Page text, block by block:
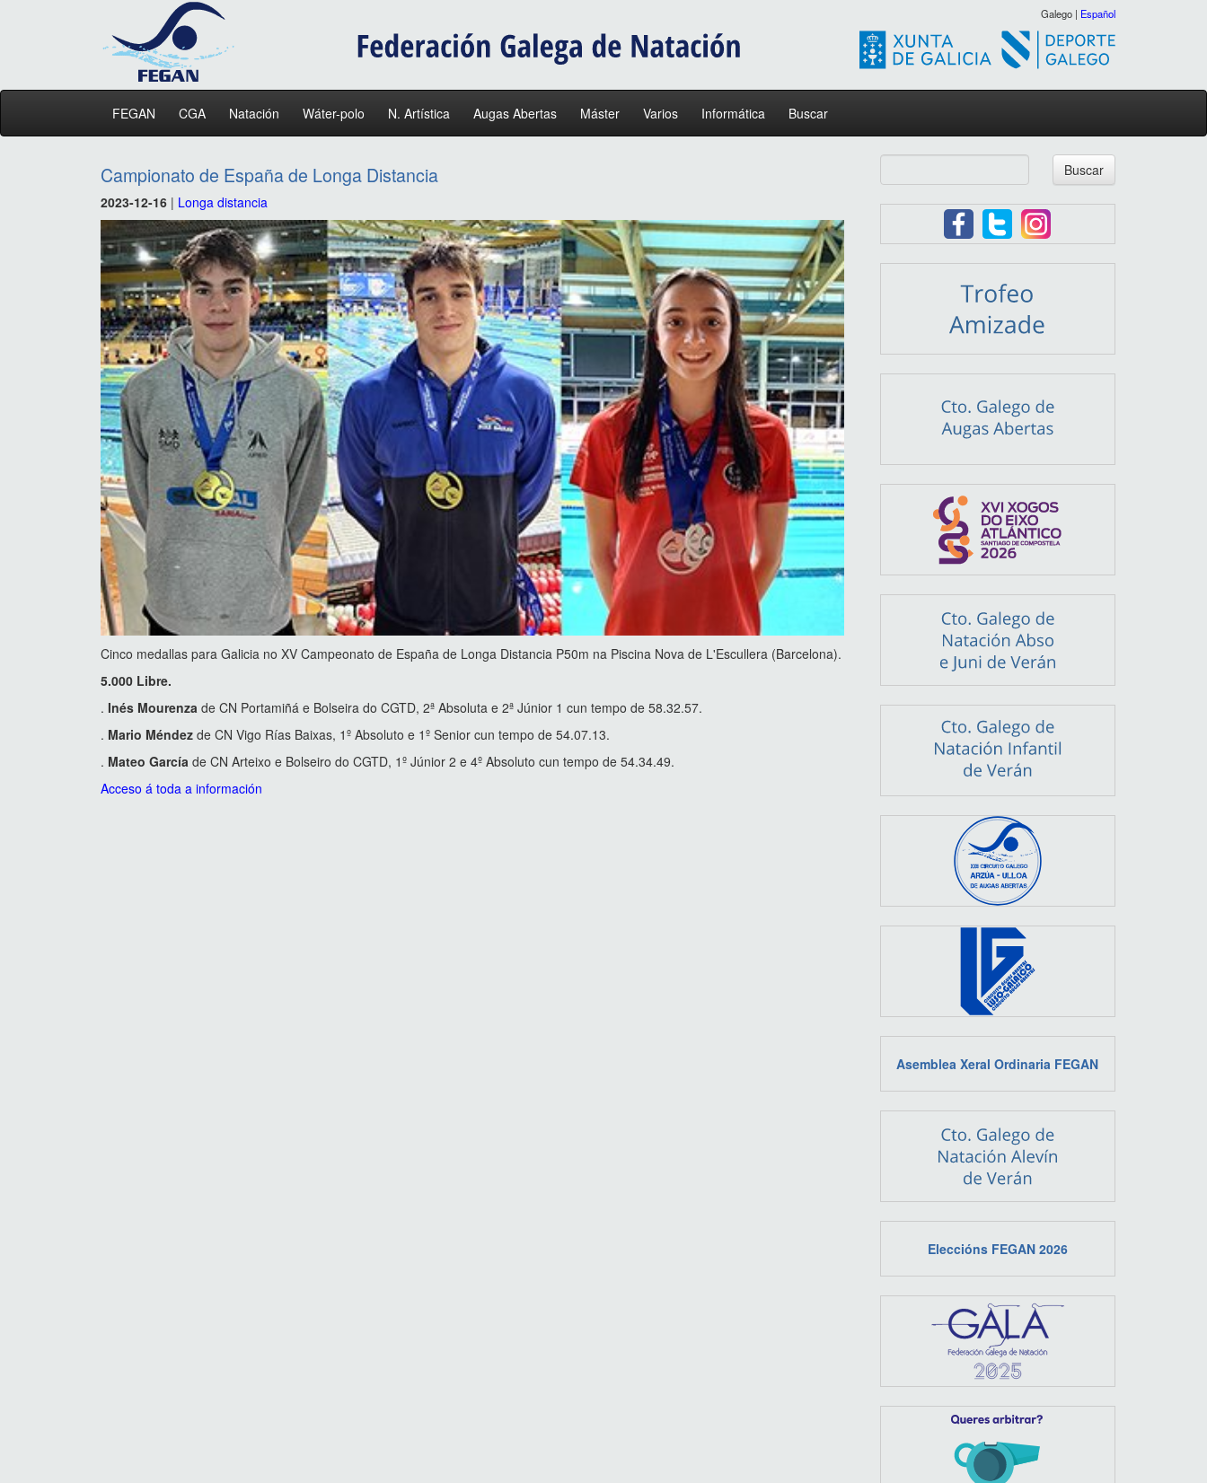
Galego | Español
FEGAN CGA Natación Wáter-polo N. Artística Augas Abertas Máster Varios Informática Buscar
Asemblea Xeral Ordinaria FEGAN
Eleccións FEGAN 2026
Campionato de España de Longa Distancia
2023-12-16 | Longa distancia
Cinco medallas para Galicia no XV Campeonato de España de Longa Distancia P50m na Piscina Nova de L'Escullera (Barcelona).
5.000 Libre.
. Inés Mourenza de CN Portamiñá e Bolseira do CGTD, 2ª Absoluta e 2ª Júnior 1 cun tempo de 58.32.57.
. Mario Méndez de CN Vigo Rías Baixas, 1º Absoluto e 1º Senior cun tempo de 54.07.13.
. Mateo García de CN Arteixo e Bolseiro do CGTD, 1º Júnior 2 e 4º Absoluto cun tempo de 54.34.49.
Acceso á toda a información